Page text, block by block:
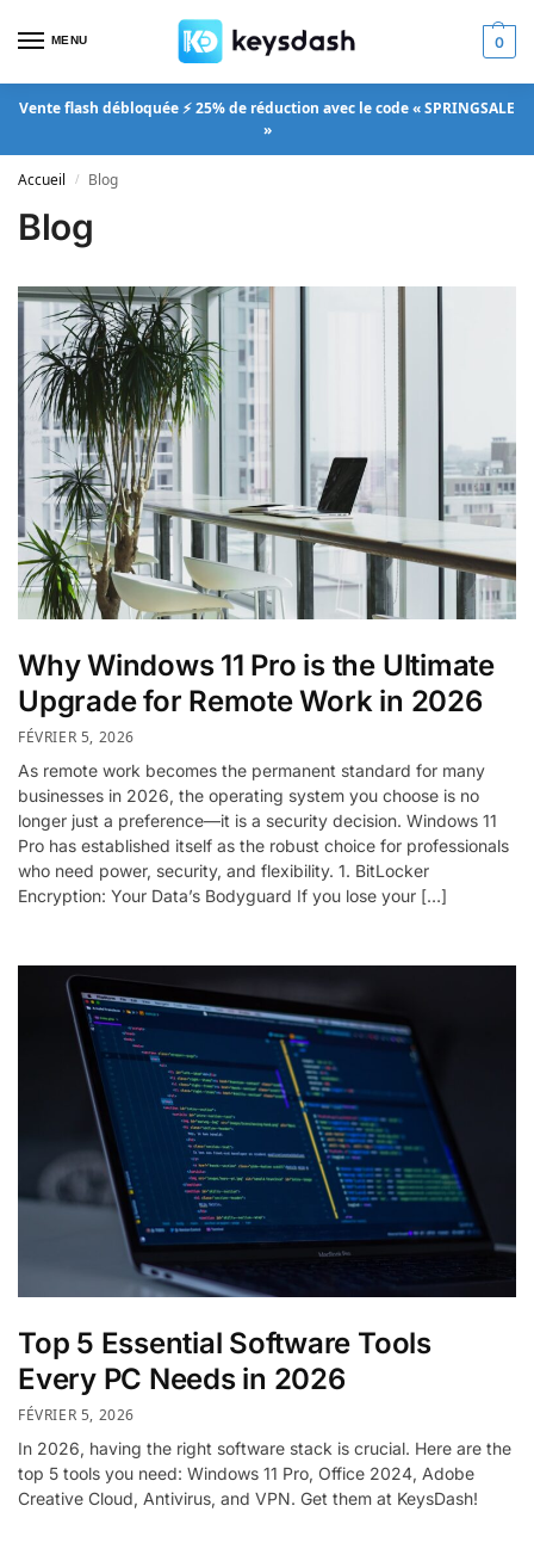
MENU 0
Vente flash débloquée ⚡ 25% de réduction avec le code « SPRINGSALE
»
Accueil / Blog
Blog
Why Windows 11 Pro is the Ultimate
Upgrade for Remote Work in 2026
FÉVRIER 5, 2026
As remote work becomes the permanent standard for many
businesses in 2026, the operating system you choose is no
longer just a preference—it is a security decision. Windows 11
Pro has established itself as the robust choice for professionals
who need power, security, and flexibility. 1. BitLocker
Encryption: Your Data’s Bodyguard If you lose your […]
Top 5 Essential Software Tools
Every PC Needs in 2026
FÉVRIER 5, 2026
In 2026, having the right software stack is crucial. Here are the
top 5 tools you need: Windows 11 Pro, Office 2024, Adobe
Creative Cloud, Antivirus, and VPN. Get them at KeysDash!